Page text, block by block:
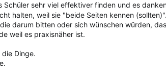
Schüler sehr viel effektiver finden und es
halten, weil sie "beide Seiten kennen
darum bitten oder sich wünschen würden,
weil es praxisnäher ist.
Dinge.